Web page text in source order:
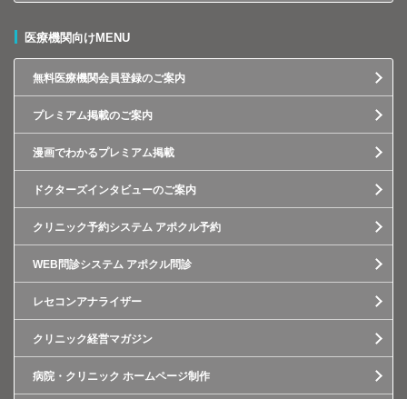
医療機関向けMENU
無料医療機関会員登録のご案内
プレミアム掲載のご案内
漫画でわかるプレミアム掲載
ドクターズインタビューのご案内
クリニック予約システム アポクル予約
WEB問診システム アポクル問診
レセコンアナライザー
クリニック経営マガジン
病院・クリニック ホームページ制作